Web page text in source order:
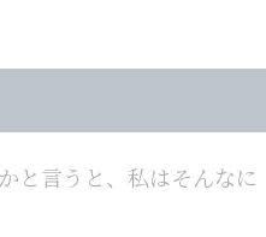
と言うと、私はそんなに